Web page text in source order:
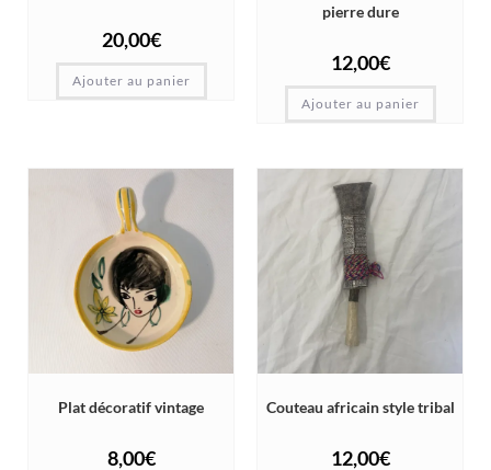
20,00€
Ajouter au panier
pierre dure
12,00€
Ajouter au panier
Plat décoratif vintage
8,00€
Couteau africain style tribal
12,00€